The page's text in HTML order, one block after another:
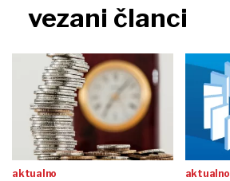
vezani članci
aktualno aktualno